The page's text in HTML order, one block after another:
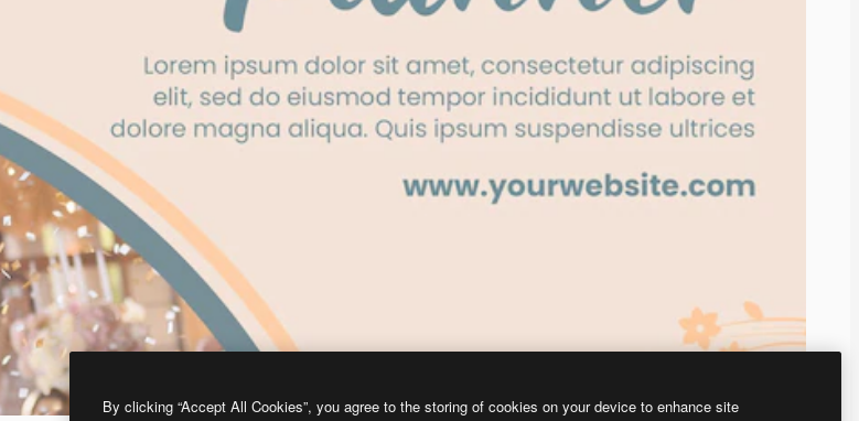
By clicking “Accept All Cookies”, you agree to the storing of cookies on your device to enhance site